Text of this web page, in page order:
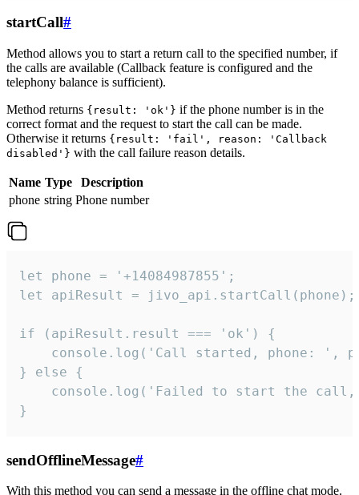
startCall#
Method allows you to start a return call to the specified number, if
the calls are available (Callback feature is configured and the
telephony balance is sufficient).
Method returns {result: 'ok'} if the phone number is in the
correct format and the request to start the call can be made.
Otherwise it returns {result: 'fail', reason: 'Callback
disabled'} with the call failure reason details.
Name Type
Description
phone string Phone number
let phone = '+14084987855';
let apiResult = jivo_api.startCall(phone);
if (apiResult.result === 'ok') {
console.log('Call started, phone: ',
} else {
console.log('Failed to start the
}
sendOfflineMessage#
With this method you can send a message in the offline chat mode.